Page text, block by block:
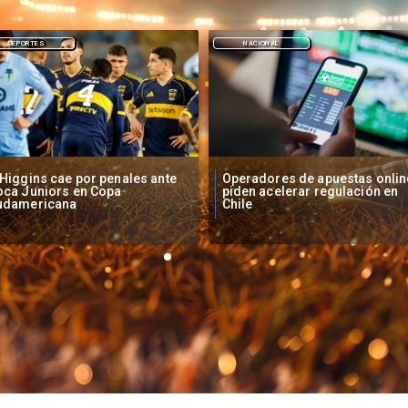
de apuestas online
acelerar regulación en
NACIONAL
Fallece Lucy López Cruz,
primera medallista chilena en
Juegos Panamericanos
DEPORTES